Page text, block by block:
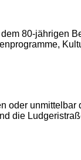
80-jährigen
oder
die